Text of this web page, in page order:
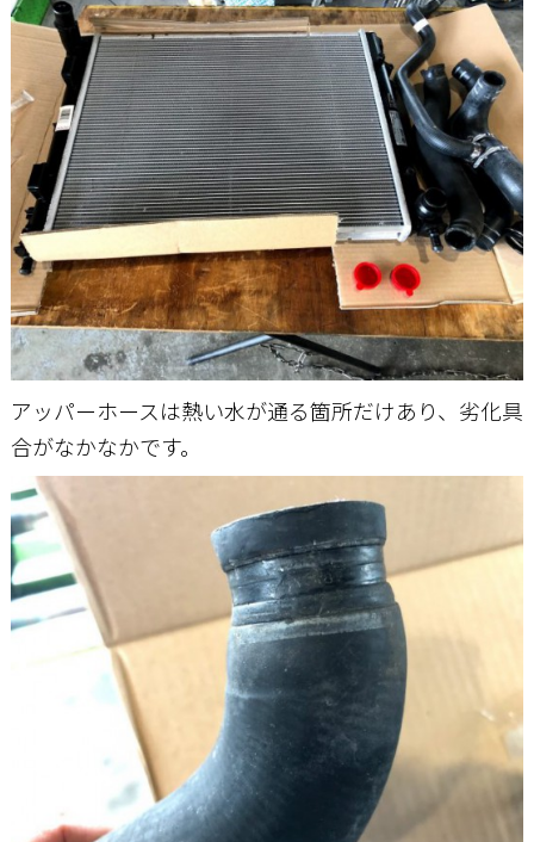
アッパーホースは熱い水が通る箇所だけあり、劣化具
合がなかなかです。